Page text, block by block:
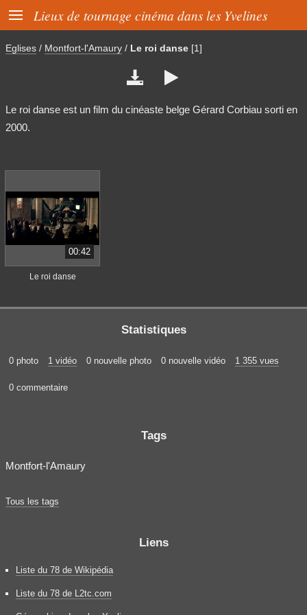
 Lieux de tournage cinéma dans les Yvelines
Eglises / Montfort-l'Amaury / Le roi danse [1]
 
Le roi danse est un film du cinéaste belge Gérard Corbiau sorti en
2000.
00:42
Le roi danse
Statistiques
0 photo 1 vidéo 0 nouvelle photo 0 nouvelle vidéo 1 355 vues
0 commentaire
Tags
Montfort-l'Amaury
Tous les tags
Liens
Liste du 78 de Wikipédia
Liste du 78 de L2tc.com